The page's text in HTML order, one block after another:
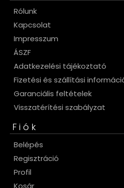
Rólunk
Kapcsolat
Impresszum
ÁSZF
Adatkezelési tájékoztató
Fizetési és szállítási
Garanciális feltételek
Visszatérítési szabályzat
Fiók
Belépés
Regisztráció
Profil
Kosár